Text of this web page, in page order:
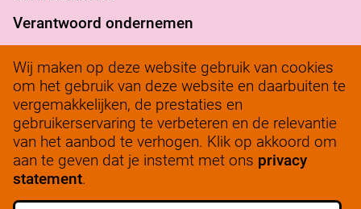
Verantwoord ondernemen
werkenbij@solow.nl
+ 31 345 62 14 32
Bedrijfsleidersportaal
Wij maken op deze website gebruik van cookies
om het gebruik van deze website en daarbuiten te
vergemakkelijken, de prestaties en
gebruikerservaring te verbeteren en de relevantie
van het aanbod te verhogen. Klik op akkoord om
aan te geven dat je instemt met ons privacy
statement.